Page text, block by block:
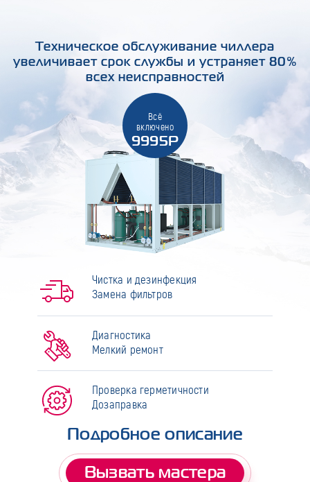
Техническое обслуживание чиллера
увеличивает срок службы и устраняет 80%
всех неисправностей
Всё
включено
9995Р
Чистка и дезинфекция
Замена фильтров
Диагностика
Мелкий ремонт
Проверка герметичности
Дозаправка
Подробное описание
Вызвать мастера